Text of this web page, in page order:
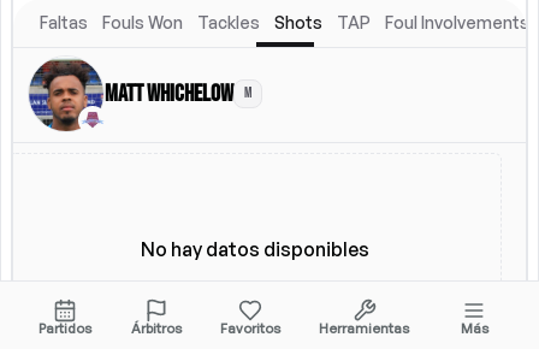
Rango de partidos
Ultimos 60 partidos
Competiciones
Ligas(4
Faltas Fouls Won Tackles Shots TAP Foul Involvements
Matt Whichelow M
No hay datos disponibles
Partidos Árbitros Favoritos Herramientas Más